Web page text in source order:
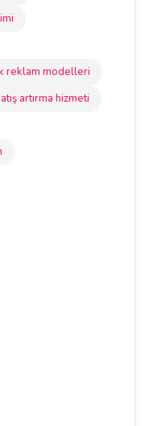
reklam modelleri
artırma hizmeti